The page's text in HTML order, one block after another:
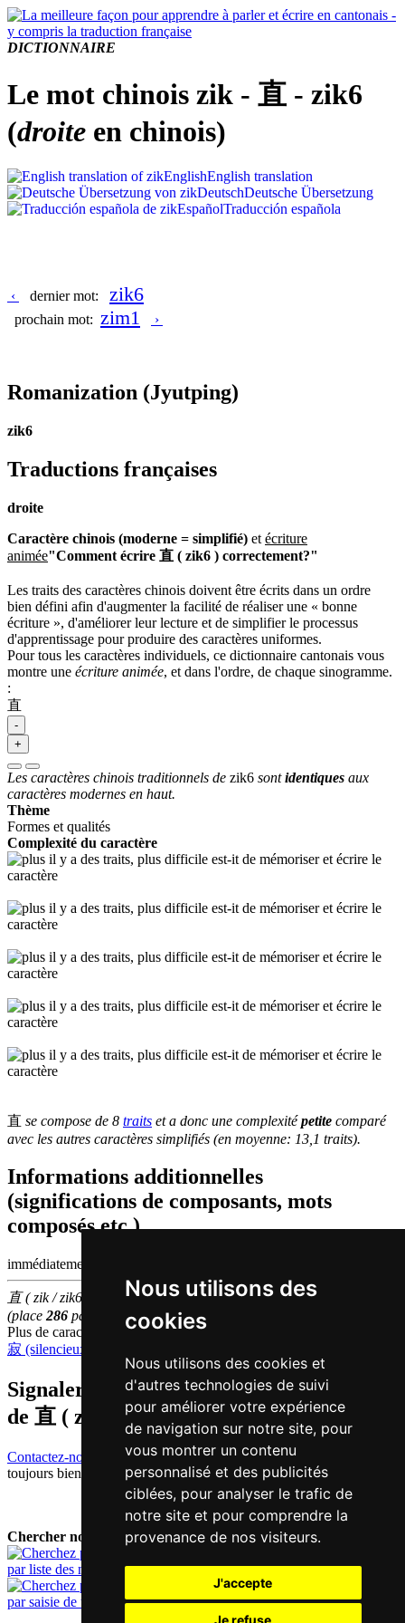
Nous utilisons des
cookies
Nous utilisons des cookies et
d'autres technologies de suivi
pour améliorer votre expérience
de navigation sur notre site, pour
vous montrer un contenu
personnalisé et des publicités
ciblées, pour analyser le trafic de
notre site et pour comprendre la
provenance de nos visiteurs.
J'accepte
Je refuse
DICTIONNAIRE
Le mot chinois zik - 直 - zik6
(droite en chinois)
EnglishEnglish translation
DeutschDeutsche Übersetzung
EspañolTraducción española
‹ dernier mot: zik6
prochain mot: zim1 ›
Romanization (Jyutping)
zik6
Traductions françaises
droite
Caractère chinois (moderne = simplifié) et écriture
animée"Comment écrire 直 ( zik6 ) correctement?"
Les traits des caractères chinois doivent être écrits dans un ordre
bien défini afin d'augmenter la facilité de réaliser une « bonne
écriture », d'améliorer leur lecture et de simplifier le processus
d'apprentissage pour produire des caractères uniformes.
Pour tous les caractères individuels, ce dictionnaire cantonais vous
montre une écriture animée, et dans l'ordre, de chaque sinogramme.
:
直
-
+
Les caractères chinois traditionnels de zik6 sontidentiques aux
caractères modernes en haut.
Thème
Formes et qualités
Complexité du caractère
直 se compose de 8 traits et a donc une complexitépetite comparé
avec les autres caractères simplifiés (en moyenne: 13,1 traits).
Informations additionnelles
(significations de composants, mots
composés etc.)
immédiatement
直 ( zik / zik6 ) fait partie des500 caractères chinoisles plus utilisés
(place 286 parmi lescaractères individuels
Plus de caractères qui se prononcent
寂 (silencieux)
Signaler traduction fausse ou manquante
de 直 ( zik / zik6 )
Contactez-nous!
Votre feedback et critique constructive seront
toujours bienvenus.
Chercher nouveau mot:
par liste des mots
par saisie de texte